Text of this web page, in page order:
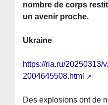
nombre de corps
un avenir proche.
Ukraine
https://ria.ru/20250313/
2004645508.html
Des explosions ont de